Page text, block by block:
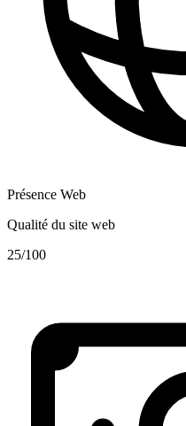
Présence Web
Qualité du site web
25/100